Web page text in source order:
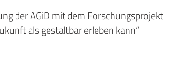
der AGiD mit dem Forschungsprojekt
als gestaltbar erleben kann“